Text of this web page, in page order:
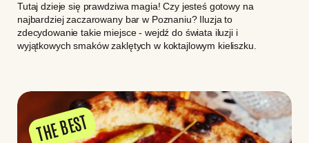
Tutaj dzieje się prawdziwa magia! Czy jesteś gotowy na
najbardziej zaczarowany bar w Poznaniu? Iluzja to
zdecydowanie takie miejsce - wejdź do świata iluzji i
wyjątkowych smaków zaklętych w koktajlowym kieliszku.
THE BEST